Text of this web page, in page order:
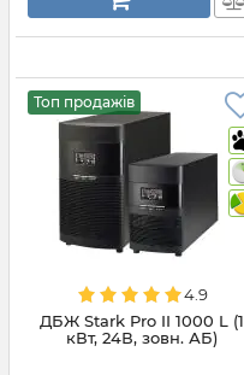
Топ продажів
4.9
ДБЖ Stark Pro II 1000 L (1
кВт, 24В, зовн. АБ)